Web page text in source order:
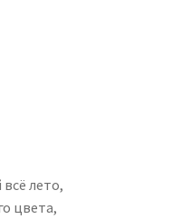
лето,
цвета,